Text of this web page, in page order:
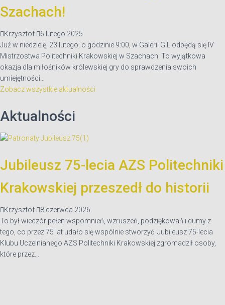
Szachach!
Krzysztof
6 lutego 2025
Już w niedzielę, 23 lutego, o godzinie 9:00, w Galerii GIL odbędą się IV
Mistrzostwa Politechniki Krakowskiej w Szachach. To wyjątkowa
okazja dla miłośników królewskiej gry do sprawdzenia swoich
umiejętności…
Zobacz wszystkie aktualności
Aktualności
Jubileusz 75-lecia AZS Politechniki
Krakowskiej przeszedł do historii
Krzysztof
8 czerwca 2026
To był wieczór pełen wspomnień, wzruszeń, podziękowań i dumy z
tego, co przez 75 lat udało się wspólnie stworzyć. Jubileusz 75-lecia
Klubu Uczelnianego AZS Politechniki Krakowskiej zgromadził osoby,
które przez…